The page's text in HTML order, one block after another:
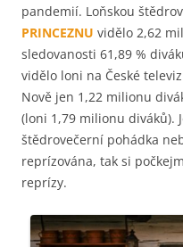
pandemií. Loňskou
PRINCEZNU vidělo 2,62
sledovanosti 61,89 %
vidělo loni na České
Nově jen 1,22 milionu
(loni 1,79 milionu diváků).
štědrovečerní pohádka
reprízována, tak si
reprízy.